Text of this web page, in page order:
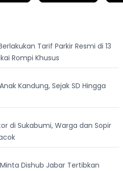
Tarif Parkir Resmi di 13
Rompi Khusus
Kandung, Sejak SD Hingga
di Sukabumi, Warga dan Sopir
Dishub Jabar Tertibkan